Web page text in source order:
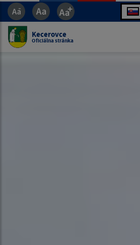
Kecerovce
Oficiálna stránka